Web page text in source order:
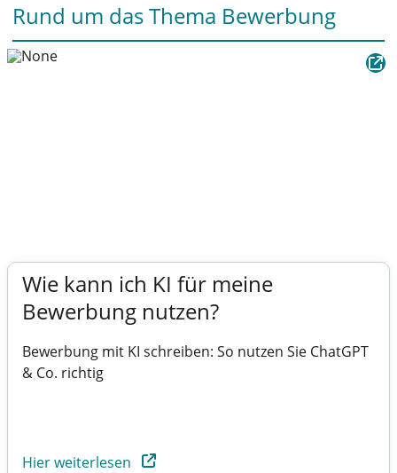
Rund um das Thema Bewerbung
Wie kann ich KI für meine
Bewerbung nutzen?
Bewerbung mit KI schreiben: So nutzen Sie ChatGPT
& Co. richtig
Hier weiterlesen